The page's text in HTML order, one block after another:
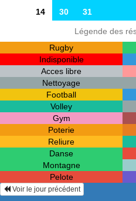
14
30 31
Légende des
Rugby
Indisponible
Acces libre
Nettoyage
Football
Volley
Gym
Poterie
Reliure
Danse
Montagne
Pelote
Voir le jour précédent